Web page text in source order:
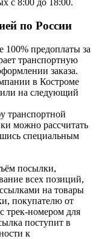
с 8:00 до 18:00.
по России
100% предоплаты за
транспортную
заказа.
в Костроме
или на следующий
транспортной
можно рассчитать
специальным
посылки,
всех позиций,
на товары
покупателю от
трек-номером для
поступит в
к